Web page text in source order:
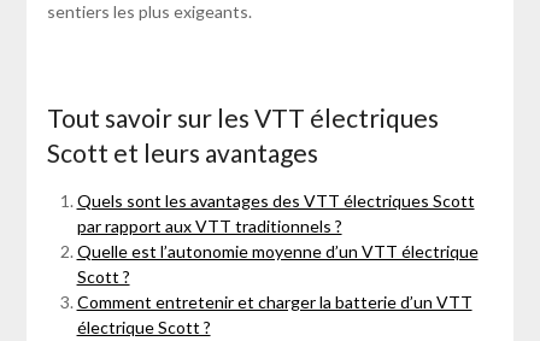
sentiers les plus exigeants.
Tout savoir sur les VTT électriques
Scott et leurs avantages
Quels sont les avantages des VTT électriques Scott
par rapport aux VTT traditionnels ?
Quelle est l’autonomie moyenne d’un VTT électrique
Scott ?
Comment entretenir et charger la batterie d’un VTT
électrique Scott ?